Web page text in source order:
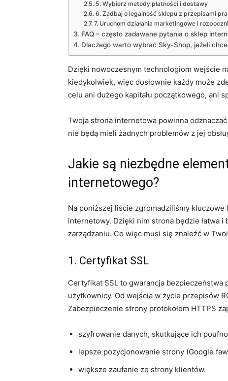
5. Wybierz metody płatności i dostawy
6. Zadbaj o legalność sklepu z przepisami
7. Uruchom działania marketingowe i
FAQ – często zadawane pytania o sklep
Dlaczego warto wybrać Sky-Shop, jeżeli
Dzięki nowoczesnym technologiom wejście
kiedykolwiek, więc dosłownie każdy może
celu ani dużego kapitału początkowego, ani
Twoja strona internetowa powinna
nie będą mieli żadnych problemów z jej
Jakie są niezbędne
internetowego?
Na poniższej liście zgromadziliśmy
internetowy. Dzięki nim strona będzie łatwa
zarządzaniu. Co więc musi się znaleźć w
1. Certyfikat SSL
Certyfikat SSL to gwarancja
użytkownicy. Od wejścia w życie przepisów
Zabezpieczenie strony protokołem HTTPS
szyfrowanie danych, skutkujące ich
lepsze pozycjonowanie strony (Google
większe zaufanie ze strony klientów.